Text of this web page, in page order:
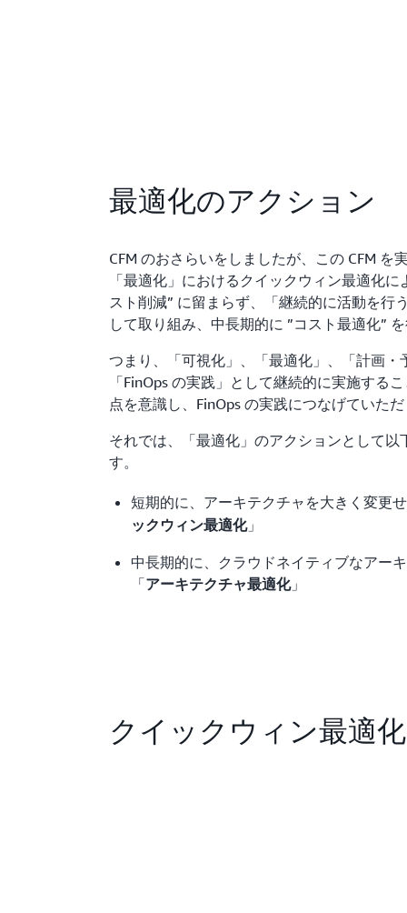
最適化のアクション
CFM のおさらいをしましたが、この CFM を
「最適化」におけるクイックウィン最適化
スト削減” に留まらず、「継続的に活動を行
して取り組み、中長期的に ”コスト最適化”
つまり、「可視化」、「最適化」、「計画・
「FinOps の実践」として継続的に実施する
点を意識し、FinOps の実践につなげていた
それでは、「最適化」のアクションとして以
す。
短期的に、アーキテクチャを大きく変更
ックウィン最適化」
中長期的に、クラウドネイティブなアー
「アーキテクチャ最適化」
クイックウィン最適化